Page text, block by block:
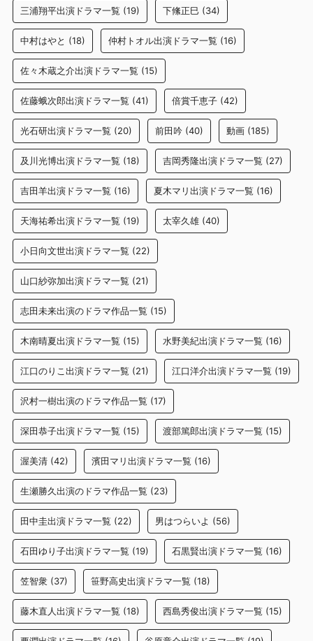
三浦翔平出演ドラマ一覧 (19) 下絛正巳 (34)
中村はやと (18) 仲村トオル出演ドラマ一覧 (16)
佐々木蔵之介出演ドラマ一覧 (15)
佐藤蛾次郎出演ドラマ一覧 (41) 倍賞千恵子 (42)
光石研出演ドラマ一覧 (20) 前田吟 (40) 動画 (185)
及川光博出演ドラマ一覧 (18) 吉岡秀隆出演ドラマ一覧 (27)
吉田羊出演ドラマ一覧 (16) 夏木マリ出演ドラマ一覧 (16)
天海祐希出演ドラマ一覧 (19) 太宰久雄 (40)
小日向文世出演ドラマ一覧 (22)
山口紗弥加出演ドラマ一覧 (21)
志田未来出演のドラマ作品一覧 (15)
木南晴夏出演ドラマ一覧 (15) 水野美紀出演ドラマ一覧 (16)
江口のりこ出演ドラマ一覧 (21) 江口洋介出演ドラマ一覧 (19)
沢村一樹出演のドラマ作品一覧 (17)
深田恭子出演ドラマ一覧 (15) 渡部篤郎出演ドラマ一覧 (15)
渥美清 (42) 濱田マリ出演ドラマ一覧 (16)
生瀬勝久出演のドラマ作品一覧 (23)
田中圭出演ドラマ一覧 (22) 男はつらいよ (56)
石田ゆり子出演ドラマ一覧 (19) 石黒賢出演ドラマ一覧 (16)
笠智衆 (37) 笹野高史出演ドラマ一覧 (18)
藤木直人出演ドラマ一覧 (18) 西島秀俊出演ドラマ一覧 (15)